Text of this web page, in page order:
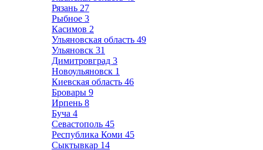
Рязань 27
Рыбное 3
Касимов 2
Ульяновская область 49
Ульяновск 31
Димитровград 3
Новоульяновск 1
Киевская область 46
Бровары 9
Ирпень 8
Буча 4
Севастополь 45
Республика Коми 45
Сыктывкар 14